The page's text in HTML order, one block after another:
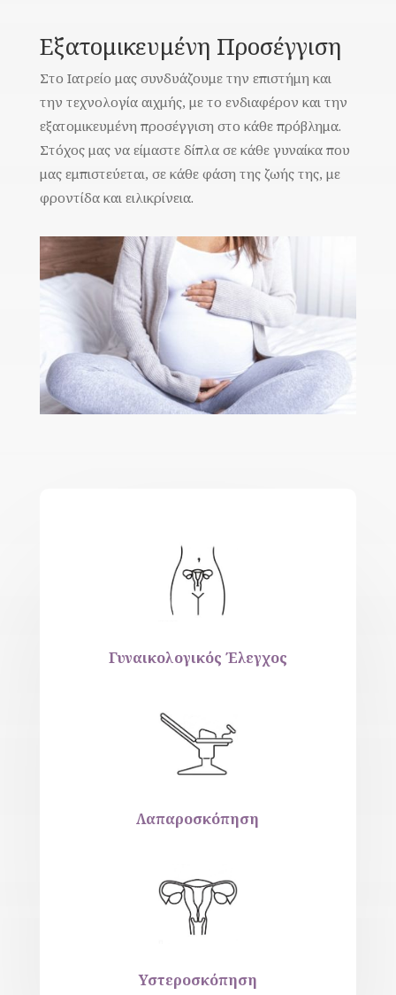
Εξατομικευμένη Προσέγγιση
Στο Ιατρείο μας συνδυάζουμε την επιστήμη και
την τεχνολογία αιχμής, με το ενδιαφέρον και την
εξατομικευμένη προσέγγιση στο κάθε πρόβλημα.
Στόχος μας να είμαστε δίπλα σε κάθε γυναίκα που
μας εμπιστεύεται, σε κάθε φάση της ζωής της, με
φροντίδα και ειλικρίνεια.
Γυναικολογικός Έλεγχος
Λαπαροσκόπηση
Υστεροσκόπηση